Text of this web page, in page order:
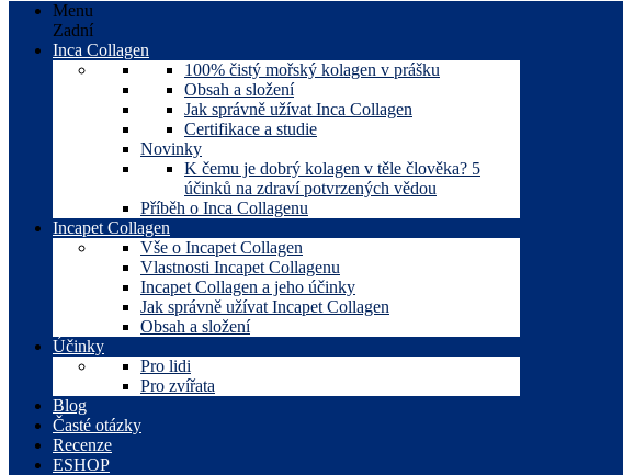
Menu
Zadní
Inca Collagen
100% čistý mořský kolagen v prášku
Obsah a složení
Jak správně užívat Inca Collagen
Certifikace a studie
Novinky
K čemu je dobrý kolagen v těle člověka? 5
účinků na zdraví potvrzených vědou
Příběh o Inca Collagenu
Incapet Collagen
Vše o Incapet Collagen
Vlastnosti Incapet Collagenu
Incapet Collagen a jeho účinky
Jak správně užívat Incapet Collagen
Obsah a složení
Účinky
Pro lidi
Pro zvířata
Blog
Časté otázky
Recenze
ESHOP